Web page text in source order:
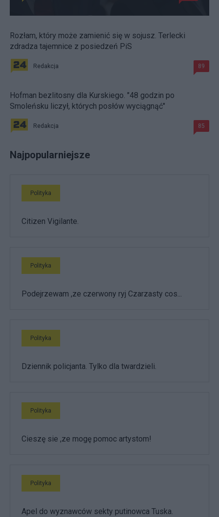
Rozłam, który może zamienić się w sojusz. Terlecki
zdradza tajemnice z posiedzeń PiS
Redakcja 89
Hofman bezlitosny dla Kurskiego. "48 godzin po
Smoleńsku liczył, których posłów wyciągnąć"
Redakcja 85
Najpopularniejsze
Polityka
Citizen Vigilante.
Polityka
Podejrzewam ,ze czerwony ryj Czarzasty cos...
Polityka
Dziennik policjanta. Tylko dla twardzieli.
Polityka
Cieszę sie ,ze mogę pomoc artystom!
Polityka
Apel do wyznawców sekty putinowca Tuska.